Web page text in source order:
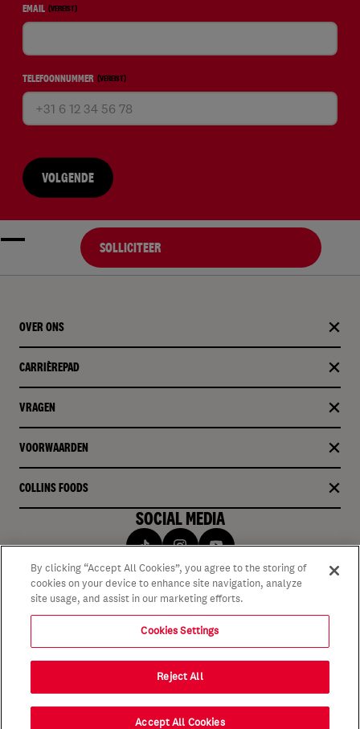
EMAIL (VEREIST)
TELEFOONNUMMER (VEREIST)
VOLGENDE
SOLLICITEER
OVER ONS
CARRIÈREPAD
VRAGEN
VOORWAARDEN
COLLINS FOODS
SOCIAL MEDIA
By clicking “Accept All Cookies”, you agree to the storing of
cookies on your device to enhance site navigation, analyze
site usage, and assist in our marketing efforts.
Cookies Settings
Reject All
Accept All Cookies